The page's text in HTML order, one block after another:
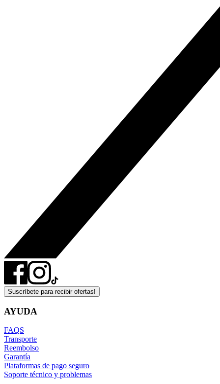
Suscríbete para recibir ofertas!
AYUDA
FAQS
Transporte
Reembolso
Garantía
Plataformas de pago seguro
Soporte técnico y problemas